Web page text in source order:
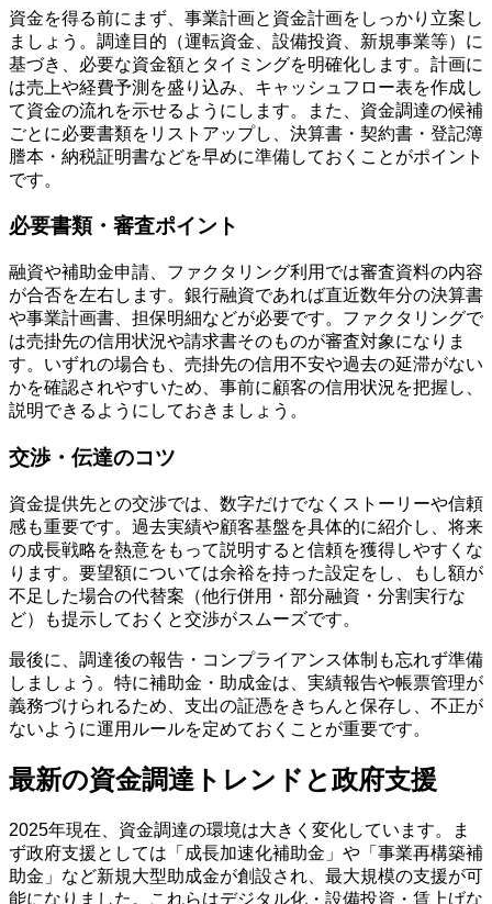
資金を得る前にまず、事業計画と資金計画をしっかり立案し
ましょう。調達目的（運転資金、設備投資、新規事業等）に
基づき、必要な資金額とタイミングを明確化します。計画に
は売上や経費予測を盛り込み、キャッシュフロー表を作成し
て資金の流れを示せるようにします。また、資金調達の候補
ごとに必要書類をリストアップし、決算書・契約書・登記簿
謄本・納税証明書などを早めに準備しておくことがポイント
です。
必要書類・審査ポイント
融資や補助金申請、ファクタリング利用では審査資料の内容
が合否を左右します。銀行融資であれば直近数年分の決算書
や事業計画書、担保明細などが必要です。ファクタリングで
は売掛先の信用状況や請求書そのものが審査対象になりま
す。いずれの場合も、売掛先の信用不安や過去の延滞がない
かを確認されやすいため、事前に顧客の信用状況を把握し、
説明できるようにしておきましょう。
交渉・伝達のコツ
資金提供先との交渉では、数字だけでなくストーリーや信頼
感も重要です。過去実績や顧客基盤を具体的に紹介し、将来
の成長戦略を熱意をもって説明すると信頼を獲得しやすくな
ります。要望額については余裕を持った設定をし、もし額が
不足した場合の代替案（他行併用・部分融資・分割実行な
ど）も提示しておくと交渉がスムーズです。
最後に、調達後の報告・コンプライアンス体制も忘れず準備
しましょう。特に補助金・助成金は、実績報告や帳票管理が
義務づけられるため、支出の証憑をきちんと保存し、不正が
ないように運用ルールを定めておくことが重要です。
最新の資金調達トレンドと政府支援
2025年現在、資金調達の環境は大きく変化しています。ま
ず政府支援としては「成長加速化補助金」や「事業再構築補
助金」など新規大型助成金が創設され、最大規模の支援が可
能になりました。これらはデジタル化・設備投資・賃上げな